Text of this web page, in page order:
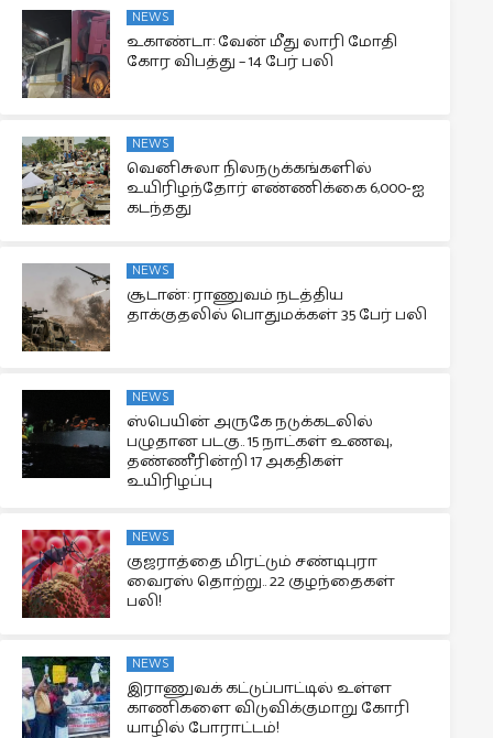
NEWS
உகாண்டா: வேன் மீது லாரி மோதி
கோர விபத்து – 14 பேர் பலி
NEWS
வெனிசுலா நிலநடுக்கங்களில்
உயிரிழந்தோர் எண்ணிக்கை 6,000-ஐ
கடந்தது
NEWS
சூடான்: ராணுவம் நடத்திய
தாக்குதலில் பொதுமக்கள் 35 பேர் பலி
NEWS
ஸ்பெயின் அருகே நடுக்கடலில்
பழுதான படகு.. 15 நாட்கள் உணவு,
தண்ணீரின்றி 17 அகதிகள்
உயிரிழப்பு
NEWS
குஜராத்தை மிரட்டும் சண்டிபுரா
வைரஸ் தொற்று.. 22 குழந்தைகள்
பலி!
NEWS
இராணுவக் கட்டுப்பாட்டில் உள்ள
காணிகளை விடுவிக்குமாறு கோரி
யாழில் போராட்டம்!